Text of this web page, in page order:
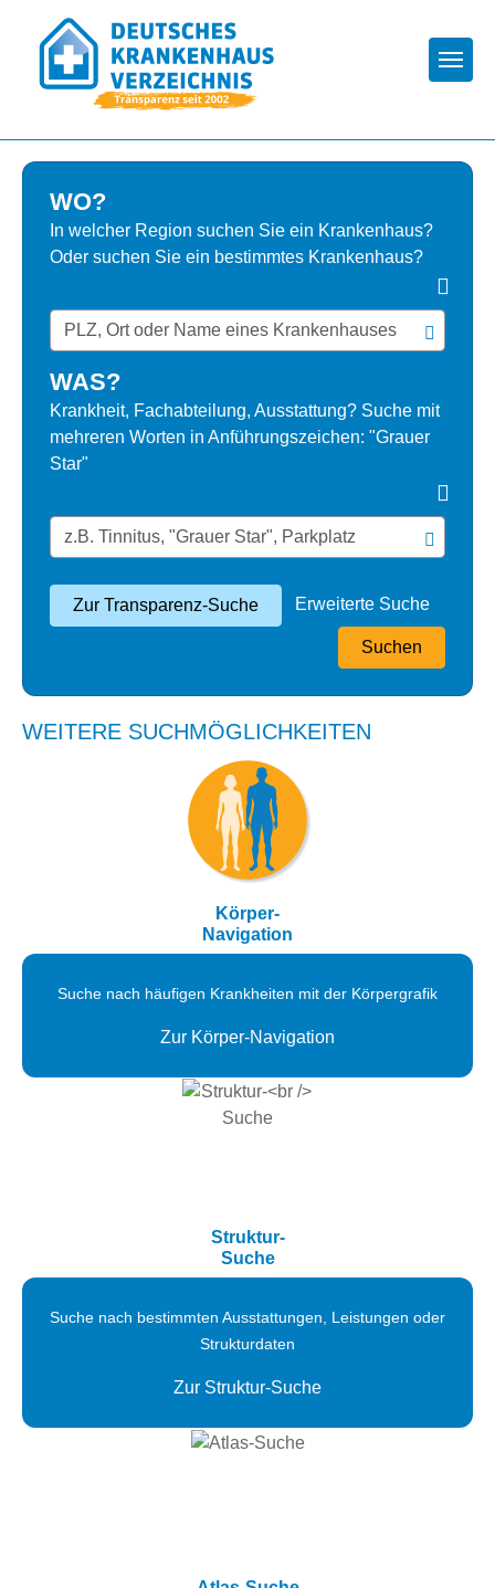
WO?
In welcher Region suchen Sie ein Krankenhaus?
Oder suchen Sie ein bestimmtes Krankenhaus?
WAS?
Krankheit, Fachabteilung, Ausstattung? Suche mit
mehreren Worten in Anführungszeichen: "Grauer
Star"
Zur Transparenz-Suche Erweiterte Suche
Suchen
WEITERE SUCHMÖGLICHKEITEN
Körper-
Navigation
Suche nach häufigen Krankheiten mit der Körpergrafik
Zur Körper-Navigation
Struktur-
Suche
Suche nach bestimmten Ausstattungen, Leistungen oder
Strukturdaten
Zur Struktur-Suche